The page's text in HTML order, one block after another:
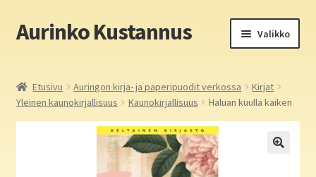
Siirry
navigointiin
Siirry
sisältöön
Aurinko Kustannus Valikko
Yritys
Etusivu Auringon kirja- ja paperipuodit verkossa
Kirjat
Yleinen kaunokirjallisuus
Kaunokirjallisuus Haluan kuulla kaiken